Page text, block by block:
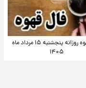
فال قهوه روزانه پنجشنبه ۱۵ مرداد ماه
۱۴۰۵